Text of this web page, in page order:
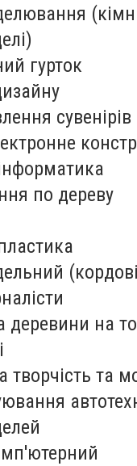
гурток
сувенірів
по дереву
деревини на
творчість та